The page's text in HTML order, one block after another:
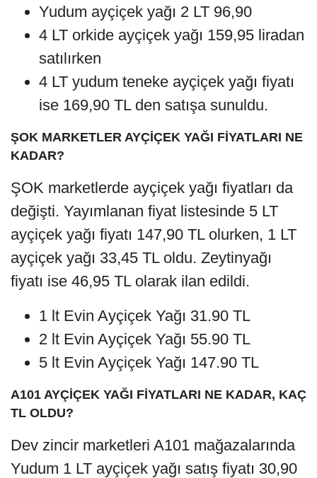
Yudum ayçiçek yağı 2 LT 96,90
4 LT orkide ayçiçek yağı 159,95 liradan
satılırken
4 LT yudum teneke ayçiçek yağı fiyatı
ise 169,90 TL den satışa sunuldu.
ŞOK MARKETLER AYÇİÇEK YAĞI FİYATLARI NE
KADAR?
ŞOK marketlerde ayçiçek yağı fiyatları da
değişti. Yayımlanan fiyat listesinde 5 LT
ayçiçek yağı fiyatı 147,90 TL olurken, 1 LT
ayçiçek yağı 33,45 TL oldu. Zeytinyağı
fiyatı ise 46,95 TL olarak ilan edildi.
1 lt Evin Ayçiçek Yağı 31.90 TL
2 lt Evin Ayçiçek Yağı 55.90 TL
5 lt Evin Ayçiçek Yağı 147.90 TL
A101 AYÇİÇEK YAĞI FİYATLARI NE KADAR, KAÇ
TL OLDU?
Dev zincir marketleri A101 mağazalarında
Yudum 1 LT ayçiçek yağı satış fiyatı 30,90